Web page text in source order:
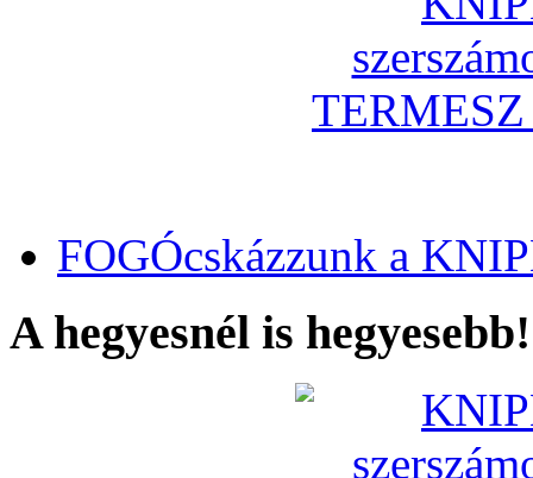
FOGÓcskázzunk a
A hegyesnél is hegyesebb!